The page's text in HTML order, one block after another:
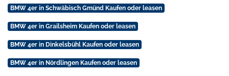
BMW 4er in Schwäbisch Gmünd Kaufen oder leasen
BMW 4er in Grailsheim Kaufen oder leasen
BMW 4er in Dinkelsbühl Kaufen oder leasen
BMW 4er in Nördlingen Kaufen oder leasen